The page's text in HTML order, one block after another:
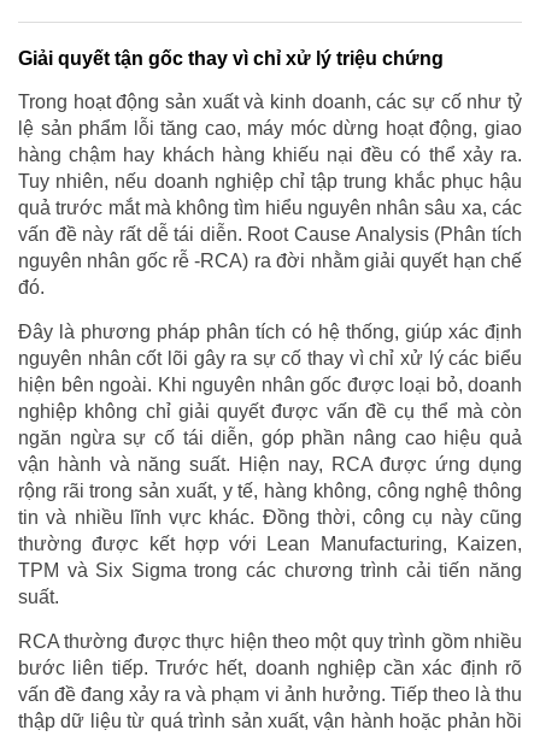
Giải quyết tận gốc thay vì chỉ xử lý triệu chứng
Trong hoạt động sản xuất và kinh doanh, các sự cố như tỷ
lệ sản phẩm lỗi tăng cao, máy móc dừng hoạt động, giao
hàng chậm hay khách hàng khiếu nại đều có thể xảy ra.
Tuy nhiên, nếu doanh nghiệp chỉ tập trung khắc phục hậu
quả trước mắt mà không tìm hiểu nguyên nhân sâu xa, các
vấn đề này rất dễ tái diễn. Root Cause Analysis (Phân tích
nguyên nhân gốc rễ -RCA) ra đời nhằm giải quyết hạn chế
đó.
Đây là phương pháp phân tích có hệ thống, giúp xác định
nguyên nhân cốt lõi gây ra sự cố thay vì chỉ xử lý các biểu
hiện bên ngoài. Khi nguyên nhân gốc được loại bỏ, doanh
nghiệp không chỉ giải quyết được vấn đề cụ thể mà còn
ngăn ngừa sự cố tái diễn, góp phần nâng cao hiệu quả
vận hành và năng suất. Hiện nay, RCA được ứng dụng
rộng rãi trong sản xuất, y tế, hàng không, công nghệ thông
tin và nhiều lĩnh vực khác. Đồng thời, công cụ này cũng
thường được kết hợp với Lean Manufacturing, Kaizen,
TPM và Six Sigma trong các chương trình cải tiến năng
suất.
RCA thường được thực hiện theo một quy trình gồm nhiều
bước liên tiếp. Trước hết, doanh nghiệp cần xác định rõ
vấn đề đang xảy ra và phạm vi ảnh hưởng. Tiếp theo là thu
thập dữ liệu từ quá trình sản xuất, vận hành hoặc phản hồi